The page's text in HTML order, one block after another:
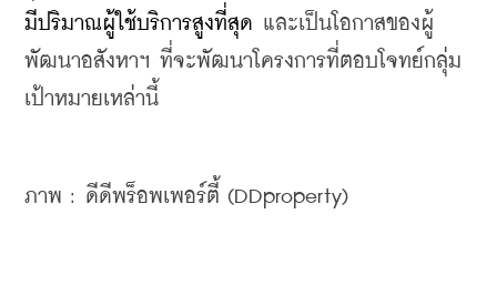
มีปริมาณผู้ใช้บริการสูงที่สุด และเป็นโอกาสของผู้
พัฒนาอสังหาฯ ที่จะพัฒนาโครงการที่ตอบโจทย์กลุ่ม
เป้าหมายเหล่านี้
ภาพ : ดีดีพร็อพเพอร์ตี้ (DDproperty)